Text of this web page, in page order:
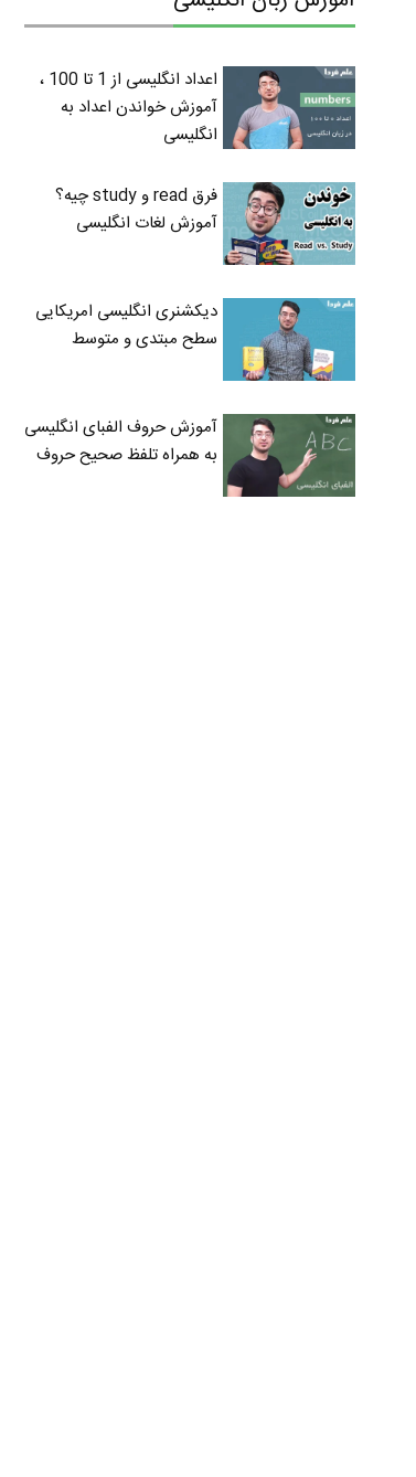
اعداد انگلیسی از 1 تا 100 ،
آموزش خواندن اعداد به
انگلیسی
فرق read و study چیه؟
آموزش لغات انگلیسی
دیکشنری انگلیسی امریکایی
سطح مبتدی و متوسط
آموزش حروف الفبای انگلیسی
به همراه تلفظ صحیح حروف